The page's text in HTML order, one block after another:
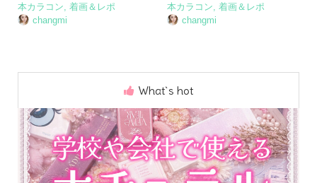
本カラコン 着画＆レポ
changmi
本カラコン ,着画＆レポ
changmi
What`s hot